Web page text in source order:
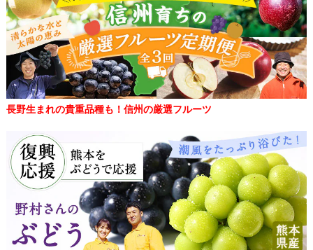
長野生まれの貴重品種も！信州の厳選フルーツ